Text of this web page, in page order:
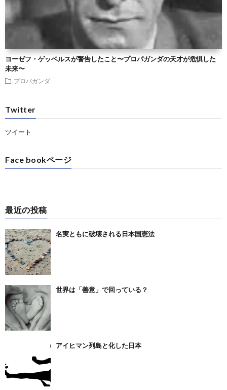
ヨーゼフ・ゲッベルスが警告したこと〜プロパガンダの天才が危惧した
未来〜
プロパガンダ
Twitter
ツイート
Face bookページ
最近の投稿
名実ともに破壊される日本国憲法
世界は「善意」で回っている？
アイヒマン列島と化した日本